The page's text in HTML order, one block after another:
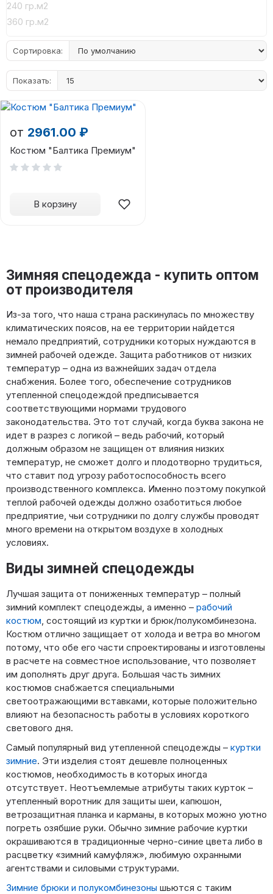
240 гр.м2
360 гр.м2
Сортировка:
Показать:
от 2961.00 ₽
Костюм "Балтика Премиум"
В корзину
Зимняя спецодежда - купить оптом
от производителя
Из-за того, что наша страна раскинулась по множеству
климатических поясов, на ее территории найдется
немало предприятий, сотрудники которых нуждаются в
зимней рабочей одежде. Защита работников от низких
температур – одна из важнейших задач отдела
снабжения. Более того, обеспечение сотрудников
утепленной спецодеждой предписывается
соответствующими нормами трудового
законодательства. Это тот случай, когда буква закона не
идет в разрез с логикой – ведь рабочий, который
должным образом не защищен от влияния низких
температур, не сможет долго и плодотворно трудиться,
что ставит под угрозу работоспособность всего
производственного комплекса. Именно поэтому покупкой
теплой рабочей одежды должно озаботиться любое
предприятие, чьи сотрудники по долгу службы проводят
много времени на открытом воздухе в холодных
условиях.
Виды зимней спецодежды
Лучшая защита от пониженных температур – полный
зимний комплект спецодежды, а именно – рабочий
костюм , состоящий из куртки и брюк/полукомбинезона.
Костюм отлично защищает от холода и ветра во многом
потому, что обе его части спроектированы и изготовлены
в расчете на совместное использование, что позволяет
им дополнять друг друга. Большая часть зимних
костюмов снабжается специальными
светоотражающими вставками, которые положительно
влияют на безопасность работы в условиях короткого
светового дня.
Самый популярный вид утепленной спецодежды – куртки
зимние. Эти изделия стоят дешевле полноценных
костюмов, необходимость в которых иногда
отсутствует. Неотъемлемые атрибуты таких курток –
утепленный воротник для защиты шеи, капюшон,
ветрозащитная планка и карманы, в которых можно уютно
погреть озябшие руки. Обычно зимние рабочие куртки
окрашиваются в традиционные черно-синие цвета либо в
расцветку «зимний камуфляж», любимую охранными
агентствами и силовыми структурами.
Зимние брюки и полукомбинезоны шьются с таким